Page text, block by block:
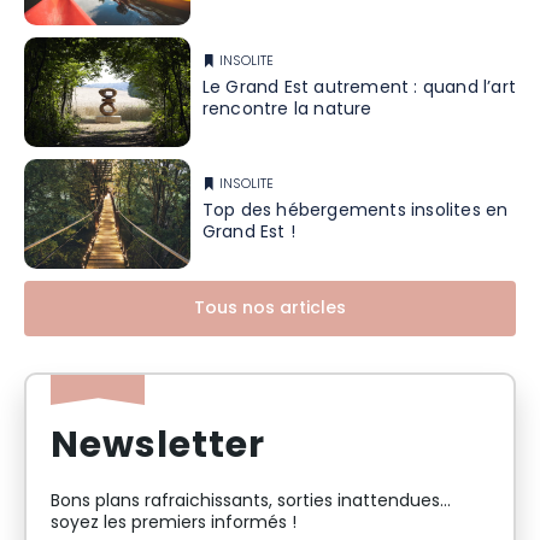
INSOLITE
Le Grand Est autrement : quand l’art
rencontre la nature
INSOLITE
Top des hébergements insolites en
Grand Est !
Tous nos articles
Newsletter
Bons plans rafraichissants, sorties inattendues…
soyez les premiers informés !